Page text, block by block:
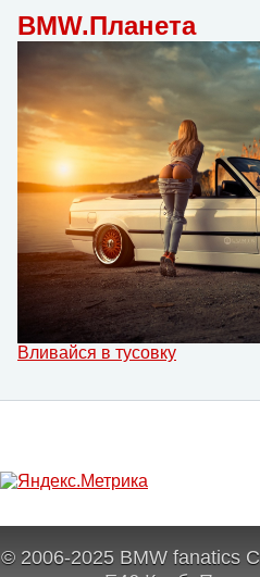
BMW.Планета
Вливайся в тусовку
© 2006-2025 BMW fanatics